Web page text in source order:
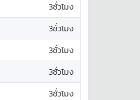
3ชั่วโมง
3ชั่วโมง
3ชั่วโมง
3ชั่วโมง
3ชั่วโมง